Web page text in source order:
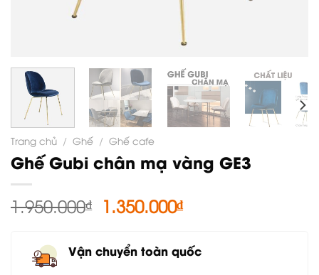
Trang chủ / Ghế / Ghế cafe
Ghế Gubi chân mạ vàng GE3
1.950.000₫ Giá
gốc
1.950.000₫.
1.350.000₫Giá
là:
Vận chuyển toàn quốc